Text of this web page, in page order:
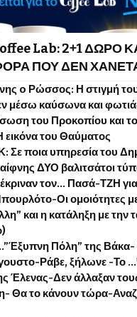
Lab: 2+1 ΔΩΡΟ
ΠΟΥ ΔΕΝ
o Ρώσσος: Η στιγμή
μέσω καύσωνα και
του Προκοπίου και
του Θαύματος
Σε ποια υπηρεσία του
ΔΥΟ βαλιτσάτοι
τον… Πασά-ΤΖΗ
Οι ομοιότητες με
και η κατάληξη με την
Πόλη” της Βάκα-
Ράβε, ξήλωνε -Το
Έλενας-Δεν άλλαξαν
Θα το κάνουν τώρα-